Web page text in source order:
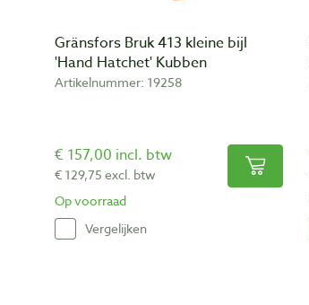
Gränsfors Bruk 413 kleine bijl
'Hand Hatchet' Kubben
Artikelnummer: 19258
€ 157,00 incl. btw
€ 129,75 excl. btw
Op voorraad
Vergelijken